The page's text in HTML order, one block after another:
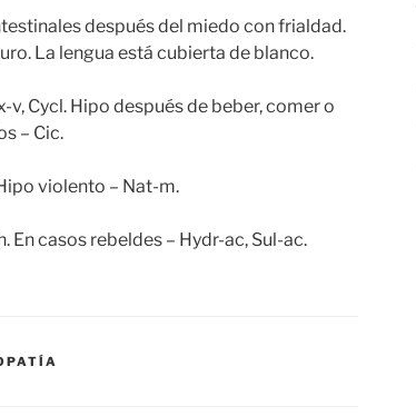
después del miedo con frialdad.
La lengua está cubierta de blanco.
v, Cycl. Hipo después de beber, comer o
– Cic.
violento – Nat-m.
En casos rebeldes – Hydr-ac, Sul-ac.